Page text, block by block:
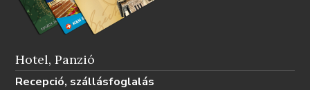
Hotel, Panzió
Recepció, szállásfoglalás